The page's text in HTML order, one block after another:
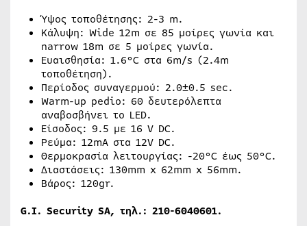
Ύψος τοποθέτησης: 2-3 m.
Κάλυψη: Wide 12m σε 85 μοίρες γωνία και
narrow 18m σε 5 μοίρες γωνία.
Ευαισθησία: 1.6°C στα 6m/s (2.4m
τοποθέτηση).
Περίοδος συναγερμού: 2.0±0.5 sec.
Warm-up pedio: 60 δευτερόλεπτα
αναβοσβήνει το LED.
Είσοδος: 9.5 με 16 V DC.
Ρεύμα: 12mA στα 12V DC.
Θερμοκρασία λειτουργίας: -20°C έως 50°C.
Διαστάσεις: 130mm x 62mm x 56mm.
Βάρος: 120gr.
G.I. Security SA, τηλ.: 210-6040601.